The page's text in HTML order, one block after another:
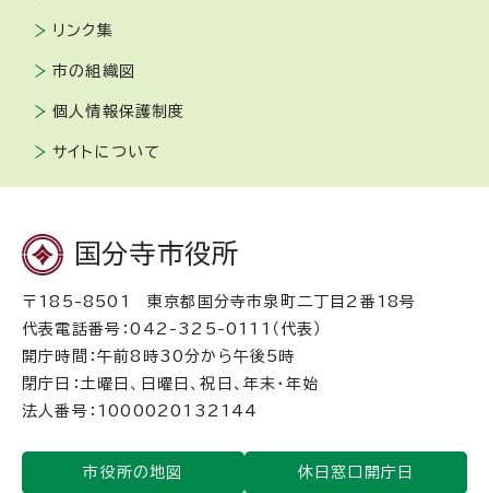
リンク集
市の組織図
個人情報保護制度
サイトについて
国分寺市役所
〒185-8501 東京都国分寺市泉町二丁目2番18号
代表電話番号：042-325-0111（代表）
開庁時間：午前8時30分から午後5時
閉庁日：土曜日、日曜日、祝日、年末・年始
法人番号：1000020132144
市役所の地図 休日窓口開庁日